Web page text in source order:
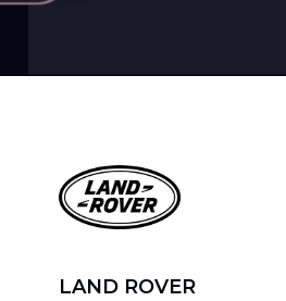
LAND ROVER